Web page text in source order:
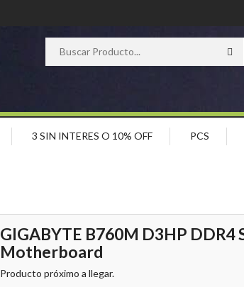
3 SIN INTERES O 10% OFF PCS
GIGABYTE B760M D3HP DDR4
Motherboard
Producto próximo a llegar.